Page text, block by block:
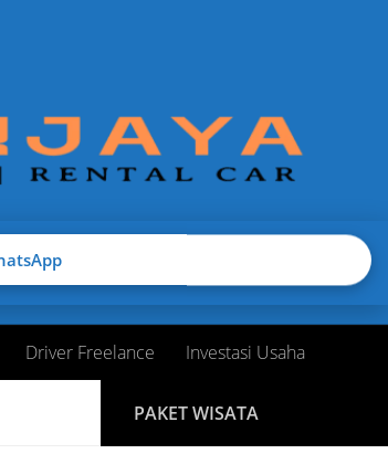
Driver Freelance Investasi Usaha
PAKET WISATA